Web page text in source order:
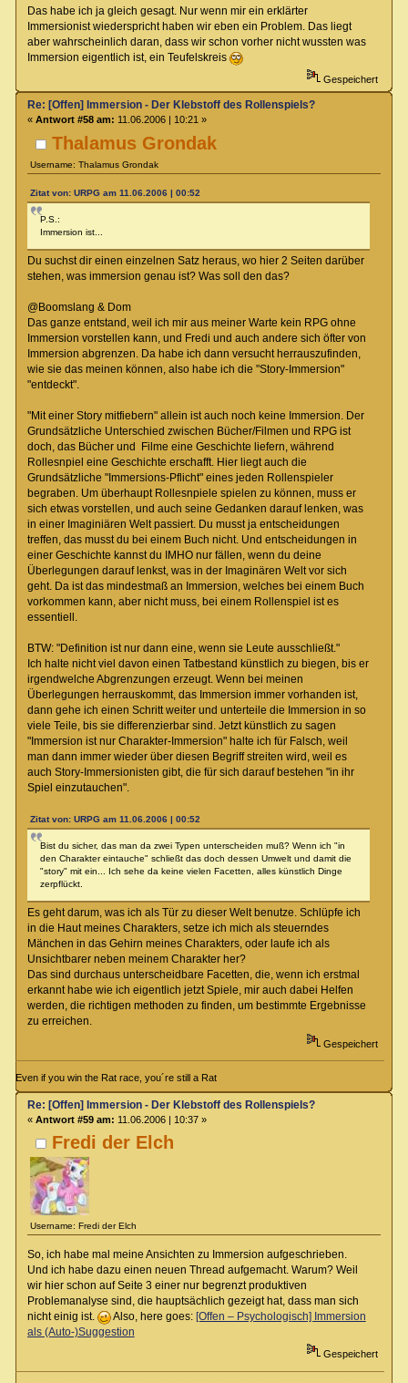
Das habe ich ja gleich gesagt. Nur wenn mir ein erklärter
Immersionist wiederspricht haben wir eben ein Problem. Das liegt
aber wahrscheinlich daran, dass wir schon vorher nicht wussten was
Immersion eigentlich ist, ein Teufelskreis
Gespeichert
Thalamus Grondak
Username: Thalamus Grondak
Re: [Offen] Immersion - Der Klebstoff des Rollenspiels?
« Antwort #58 am: 11.06.2006 | 10:21 »
Zitat von: URPG am 11.06.2006 | 00:52
P.S.:
Immersion ist...
Du suchst dir einen einzelnen Satz heraus, wo hier 2 Seiten darüber
stehen, was immersion genau ist? Was soll den das?
@Boomslang & Dom
Das ganze entstand, weil ich mir aus meiner Warte kein RPG ohne
Immersion vorstellen kann, und Fredi und auch andere sich öfter von
Immersion abgrenzen. Da habe ich dann versucht herrauszufinden,
wie sie das meinen können, also habe ich die "Story-Immersion"
"entdeckt".
"Mit einer Story mitfiebern" allein ist auch noch keine Immersion. Der
Grundsätzliche Unterschied zwischen Bücher/Filmen und RPG ist
doch, das Bücher und Filme eine Geschichte liefern, während
Rollesnpiel eine Geschichte erschafft. Hier liegt auch die
Grundsätzliche "Immersions-Pflicht" eines jeden Rollenspieler
begraben. Um überhaupt Rollesnpiele spielen zu können, muss er
sich etwas vorstellen, und auch seine Gedanken darauf lenken, was
in einer Imaginiären Welt passiert. Du musst ja entscheidungen
treffen, das musst du bei einem Buch nicht. Und entscheidungen in
einer Geschichte kannst du IMHO nur fällen, wenn du deine
Überlegungen darauf lenkst, was in der Imaginären Welt vor sich
geht. Da ist das mindestmaß an Immersion, welches bei einem Buch
vorkommen kann, aber nicht muss, bei einem Rollenspiel ist es
essentiell.
BTW: "Definition ist nur dann eine, wenn sie Leute ausschließt."
Ich halte nicht viel davon einen Tatbestand künstlich zu biegen, bis er
irgendwelche Abgrenzungen erzeugt. Wenn bei meinen
Überlegungen herrauskommt, das Immersion immer vorhanden ist,
dann gehe ich einen Schritt weiter und unterteile die Immersion in so
viele Teile, bis sie differenzierbar sind. Jetzt künstlich zu sagen
"Immersion ist nur Charakter-Immersion" halte ich für Falsch, weil
man dann immer wieder über diesen Begriff streiten wird, weil es
auch Story-Immersionisten gibt, die für sich darauf bestehen "in ihr
Spiel einzutauchen".
Zitat von: URPG am 11.06.2006 | 00:52
Bist du sicher, das man da zwei Typen unterscheiden muß? Wenn ich "in
den Charakter eintauche" schließt das doch dessen Umwelt und damit die
"story" mit ein... Ich sehe da keine vielen Facetten, alles künstlich Dinge
zerpflückt.
Es geht darum, was ich als Tür zu dieser Welt benutze. Schlüpfe ich
in die Haut meines Charakters, setze ich mich als steuerndes
Mänchen in das Gehirn meines Charakters, oder laufe ich als
Unsichtbarer neben meinem Charakter her?
Das sind durchaus unterscheidbare Facetten, die, wenn ich erstmal
erkannt habe wie ich eigentlich jetzt Spiele, mir auch dabei Helfen
werden, die richtigen methoden zu finden, um bestimmte Ergebnisse
zu erreichen.
Gespeichert
Even if you win the Rat race, you´re still a Rat
Fredi der Elch
Username: Fredi der Elch
Re: [Offen] Immersion - Der Klebstoff des Rollenspiels?
« Antwort #59 am: 11.06.2006 | 10:37 »
So, ich habe mal meine Ansichten zu Immersion aufgeschrieben.
Und ich habe dazu einen neuen Thread aufgemacht. Warum? Weil
wir hier schon auf Seite 3 einer nur begrenzt produktiven
Problemanalyse sind, die hauptsächlich gezeigt hat, dass man sich
nicht einig ist.
Also, here goes: [Offen – Psychologisch] Immersion
als (Auto-)Suggestion
Gespeichert